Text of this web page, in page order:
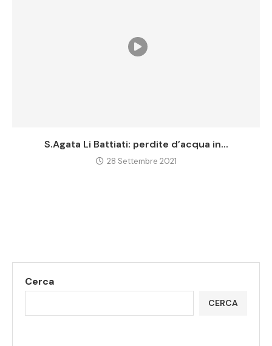
S.Agata Li Battiati: perdite d’acqua in...
28 Settembre 2021
Cerca
CERCA